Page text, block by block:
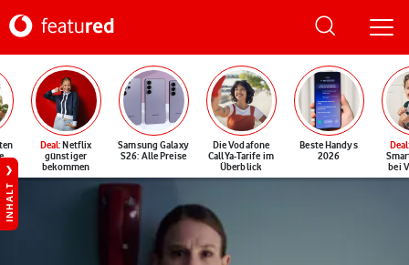
Deal: Netflix
günstiger
bekommen
Samsung Galaxy
S26: Alle Preise
Die Vodafone
CallYa-Tarife im
Überblick
Beste Handys
2026
Deal
bei
INHALT